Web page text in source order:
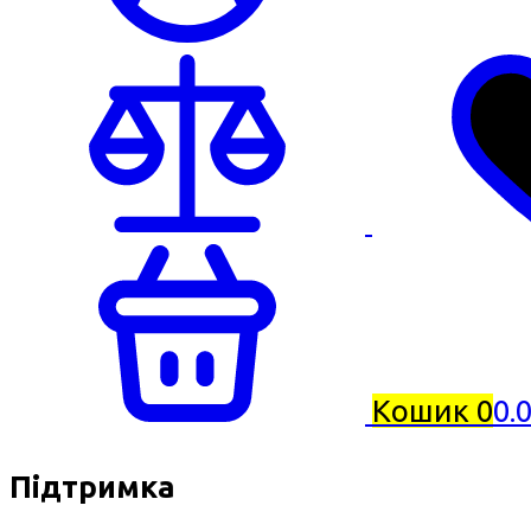
Кошик 0
Підтримка